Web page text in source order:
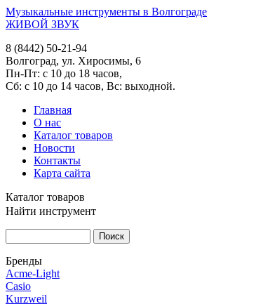
Музыкальные инструменты в Волгограде
ЖИВОЙ ЗВУК
8 (8442) 50-21-94
Волгоград, ул. Хиросимы, 6
Пн-Пт: с 10 до 18 часов,
Сб: с 10 до 14 часов, Вс: выходной.
Главная
О нас
Каталог товаров
Новости
Контакты
Карта сайта
Каталог товаров
Найти инструмент
Бренды
Acme-Light
Casio
Kurzweil